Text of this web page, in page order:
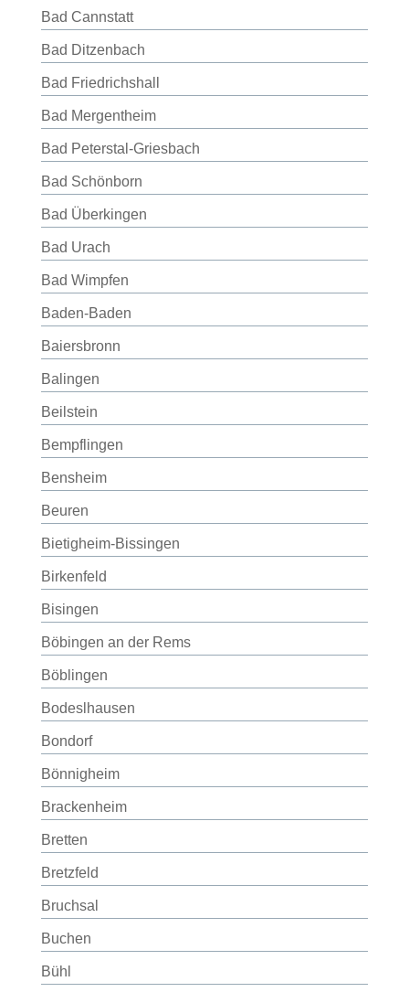
Bad Cannstatt
Bad Ditzenbach
Bad Friedrichshall
Bad Mergentheim
Bad Peterstal-Griesbach
Bad Schönborn
Bad Überkingen
Bad Urach
Bad Wimpfen
Baden-Baden
Baiersbronn
Balingen
Beilstein
Bempflingen
Bensheim
Beuren
Bietigheim-Bissingen
Birkenfeld
Bisingen
Böbingen an der Rems
Böblingen
Bodeslhausen
Bondorf
Bönnigheim
Brackenheim
Bretten
Bretzfeld
Bruchsal
Buchen
Bühl